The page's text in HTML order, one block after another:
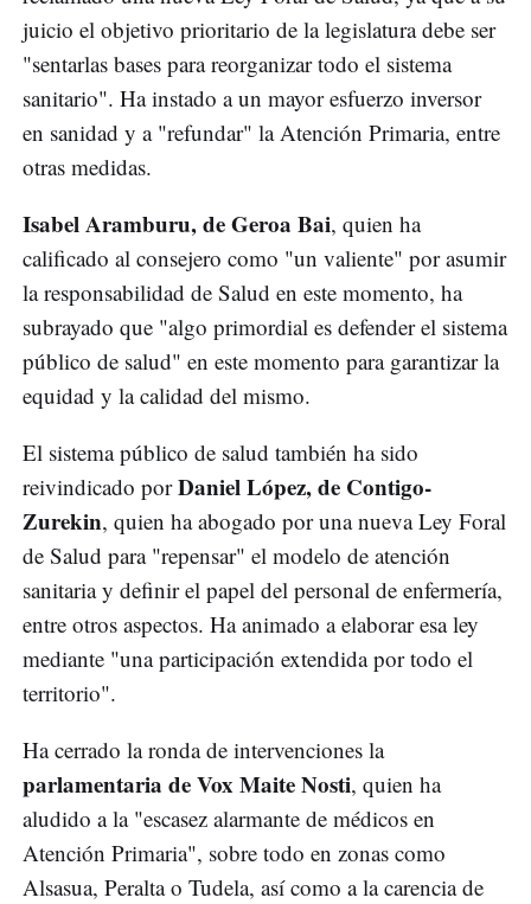
juicio el objetivo prioritario de la legislatura debe ser
"sentarlas bases para reorganizar todo el sistema
sanitario". Ha instado a un mayor esfuerzo inversor
en sanidad y a "refundar" la Atención Primaria, entre
otras medidas.
Isabel Aramburu, de Geroa Bai, quien ha
calificado al consejero como "un valiente" por asumir
la responsabilidad de Salud en este momento, ha
subrayado que "algo primordial es defender el sistema
público de salud" en este momento para garantizar la
equidad y la calidad del mismo.
El sistema público de salud también ha sido
reivindicado porDaniel López, de Contigo-
Zurekin, quien ha abogado por una nueva Ley Foral
de Salud para "repensar" el modelo de atención
sanitaria y definir el papel del personal de enfermería,
entre otros aspectos. Ha animado a elaborar esa ley
mediante "una participación extendida por todo el
territorio".
Ha cerrado la ronda de intervenciones la
parlamentaria de Vox Maite Nosti, quien ha
aludido a la "escasez alarmante de médicos en
Atención Primaria", sobre todo en zonas como
Alsasua, Peralta o Tudela, así como a la carencia de